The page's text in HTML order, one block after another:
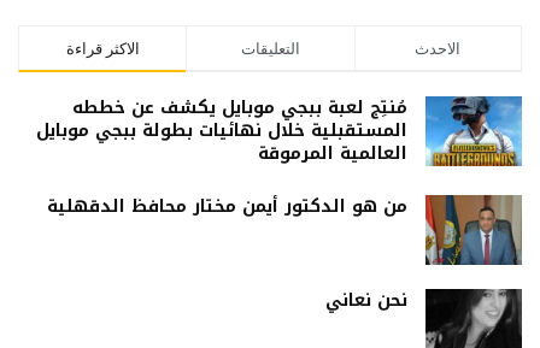
الاكثر قراءة التعليقات الاحدث
مُنتِج لعبة ببجي موبايل يكشف عن خططه
المستقبلية خلال نهائيات بطولة ببجي موبايل
العالمية المرموقة
من هو الدكتور أيمن مختار محافظ الدقهلية
نحن نعاني